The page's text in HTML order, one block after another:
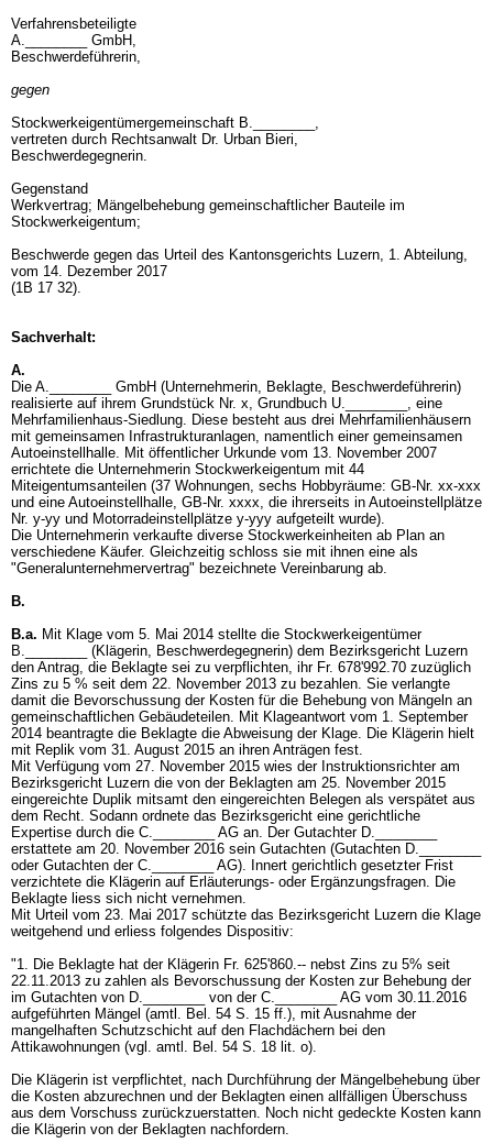
Verfahrensbeteiligte
A.________ GmbH,
Beschwerdeführerin,
gegen
Stockwerkeigentümergemeinschaft B.________,
vertreten durch Rechtsanwalt Dr. Urban Bieri,
Beschwerdegegnerin.
Gegenstand
Werkvertrag; Mängelbehebung gemeinschaftlicher Bauteile im
Stockwerkeigentum;
Beschwerde gegen das Urteil des Kantonsgerichts Luzern, 1. Abteilung,
vom 14. Dezember 2017
(1B 17 32).
Sachverhalt:
A.
Die A.________ GmbH (Unternehmerin, Beklagte, Beschwerdeführerin)
realisierte auf ihrem Grundstück Nr. x, Grundbuch U.________, eine
Mehrfamilienhaus-Siedlung. Diese besteht aus drei Mehrfamilienhäusern
mit gemeinsamen Infrastrukturanlagen, namentlich einer gemeinsamen
Autoeinstellhalle. Mit öffentlicher Urkunde vom 13. November 2007
errichtete die Unternehmerin Stockwerkeigentum mit 44
Miteigentumsanteilen (37 Wohnungen, sechs Hobbyräume: GB-Nr. xx-xxx
und eine Autoeinstellhalle, GB-Nr. xxxx, die ihrerseits in Autoeinstellplätze
Nr. y-yy und Motorradeinstellplätze y-yyy aufgeteilt wurde).
Die Unternehmerin verkaufte diverse Stockwerkeinheiten ab Plan an
verschiedene Käufer. Gleichzeitig schloss sie mit ihnen eine als
"Generalunternehmervertrag" bezeichnete Vereinbarung ab.
B.
B.a. Mit Klage vom 5. Mai 2014 stellte die Stockwerkeigentümer
B.________ (Klägerin, Beschwerdegegnerin) dem Bezirksgericht Luzern
den Antrag, die Beklagte sei zu verpflichten, ihr Fr. 678'992.70 zuzüglich
Zins zu 5 % seit dem 22. November 2013 zu bezahlen. Sie verlangte
damit die Bevorschussung der Kosten für die Behebung von Mängeln an
gemeinschaftlichen Gebäudeteilen. Mit Klageantwort vom 1. September
2014 beantragte die Beklagte die Abweisung der Klage. Die Klägerin hielt
mit Replik vom 31. August 2015 an ihren Anträgen fest.
Mit Verfügung vom 27. November 2015 wies der Instruktionsrichter am
Bezirksgericht Luzern die von der Beklagten am 25. November 2015
eingereichte Duplik mitsamt den eingereichten Belegen als verspätet aus
dem Recht. Sodann ordnete das Bezirksgericht eine gerichtliche
Expertise durch die C.________ AG an. Der Gutachter D.________
erstattete am 20. November 2016 sein Gutachten (Gutachten D.________
oder Gutachten der C.________ AG). Innert gerichtlich gesetzter Frist
verzichtete die Klägerin auf Erläuterungs- oder Ergänzungsfragen. Die
Beklagte liess sich nicht vernehmen.
Mit Urteil vom 23. Mai 2017 schützte das Bezirksgericht Luzern die Klage
weitgehend und erliess folgendes Dispositiv:
"1. Die Beklagte hat der Klägerin Fr. 625'860.-- nebst Zins zu 5% seit
22.11.2013 zu zahlen als Bevorschussung der Kosten zur Behebung der
im Gutachten von D.________ von der C.________ AG vom 30.11.2016
aufgeführten Mängel (amtl. Bel. 54 S. 15 ff.), mit Ausnahme der
mangelhaften Schutzschicht auf den Flachdächern bei den
Attikawohnungen (vgl. amtl. Bel. 54 S. 18 lit. o).
Die Klägerin ist verpflichtet, nach Durchführung der Mängelbehebung über
die Kosten abzurechnen und der Beklagten einen allfälligen Überschuss
aus dem Vorschuss zurückzuerstatten. Noch nicht gedeckte Kosten kann
die Klägerin von der Beklagten nachfordern.